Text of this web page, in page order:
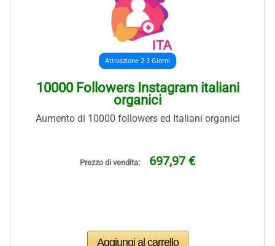
Attivazione 2-3 Giorni
10000 Followers Instagram italiani
organici
Aumento di 10000 followers ed Italiani organici
Prezzo di vendita: 697,97 €